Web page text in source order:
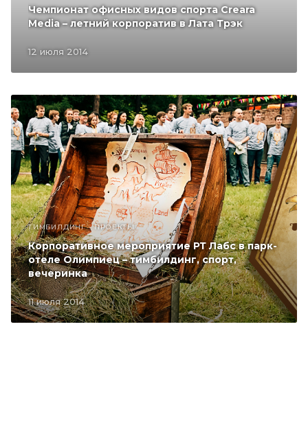
12 июля 2014
Чемпионат офисных видов спорта Creara
Media – летний корпоратив в Лата Трэк
ТИМБИЛДИНГ - ПРОЕКТЫ
11 июля 2014
Корпоративное мероприятие РТ Лабс в парк-
отеле Олимпиец – тимбилдинг, спорт,
вечеринка